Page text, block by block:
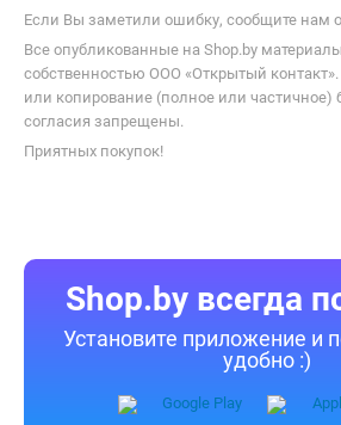
Если Вы заметили ошибку, сообщите нам
Все опубликованные на Shop.by
собственностью ООО «Открытый
или копирование (полное или частичное)
согласия запрещены.
Приятных покупок!
Shop.by всегда
Установите приложение и
удобно :)